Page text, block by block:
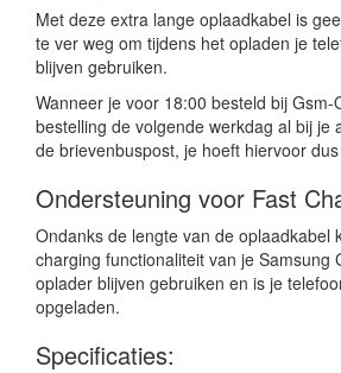
Met deze extra lange oplaadkabel is
te ver weg om tijdens het opladen je
blijven gebruiken.
Wanneer je voor 18:00 besteld bij Gsm-
bestelling de volgende werkdag al bij je
de brievenbuspost, je hoeft hiervoor
Ondersteuning voor Fast
Ondanks de lengte van de oplaadkabel
charging functionaliteit van je Samsung
oplader blijven gebruiken en is je
opgeladen.
Specificaties: